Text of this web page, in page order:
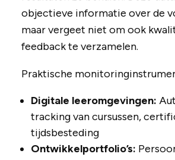
objectieve informatie over de
maar vergeet niet om ook
feedback te verzamelen.
Praktische
Digitale leeromgevingen:
tracking van cursussen,
tijdsbesteding
Ontwikkelportfolio’s: